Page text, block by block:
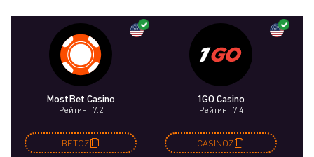
MostBet Casino
Рейтинг 7.2
BETOZ
1GO Casino
Рейтинг 7.4
CASINOZ